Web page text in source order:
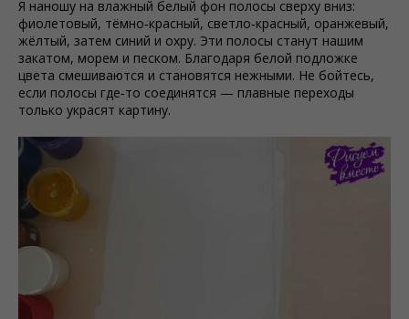
Я наношу на влажный белый фон полосы сверху вниз:
фиолетовый, тёмно‑красный, светло‑красный, оранжевый,
жёлтый, затем синий и охру. Эти полосы станут нашим
закатом, морем и песком. Благодаря белой подложке
цвета смешиваются и становятся нежными. Не бойтесь,
если полосы где‑то соединятся — плавные переходы
только украсят картину.